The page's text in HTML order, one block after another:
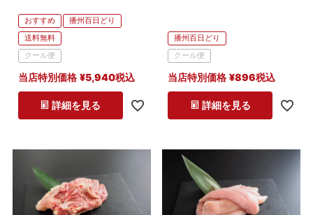
おすすめ
播州百日どり
送料無料
クール便
当店特別価格 ¥5,940税込
詳細を見る
播州百日どり
クール便
当店特別価格 ¥896税込
詳細を見る